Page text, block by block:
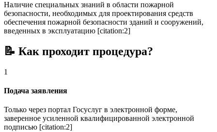
Наличие специальных знаний в области пожарной
безопасности, необходимых для проектирования средств
обеспечения пожарной безопасности зданий и сооружений,
введенных в эксплуатацию [citation:2]
📝 Как проходит процедура?
1
Подача заявления
Только через портал Госуслуг в электронной форме,
заверенное усиленной квалифицированной электронной
подписью [citation:2]